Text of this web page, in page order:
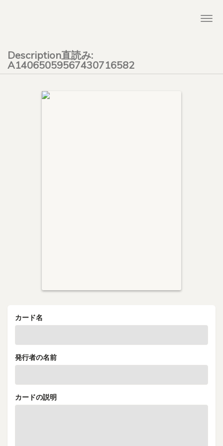
Description直読み:
A14065059567430716582
カード名
発行者の名前
カードの説明